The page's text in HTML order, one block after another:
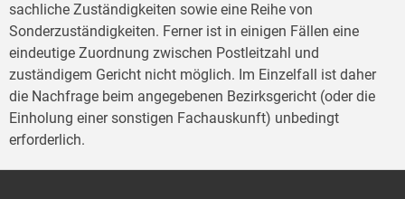
sachliche Zuständigkeiten sowie eine Reihe von
Sonderzuständigkeiten. Ferner ist in einigen Fällen eine
eindeutige Zuordnung zwischen Postleitzahl und
zuständigem Gericht nicht möglich. Im Einzelfall ist daher
die Nachfrage beim angegebenen Bezirksgericht (oder die
Einholung einer sonstigen Fachauskunft) unbedingt
erforderlich.